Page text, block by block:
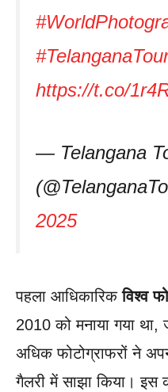
https://t.co/
— Telangana
2025
पहला आधिकारिकविश्व
2010 को मनाया गया
अधिक फोटोग्राफरों ने
गैलरी में साझा किया।